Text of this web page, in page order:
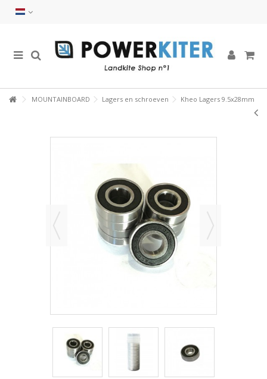
MOUNTAINBOARD Lagers en schroeven Kheo Lagers 9.5x28mm